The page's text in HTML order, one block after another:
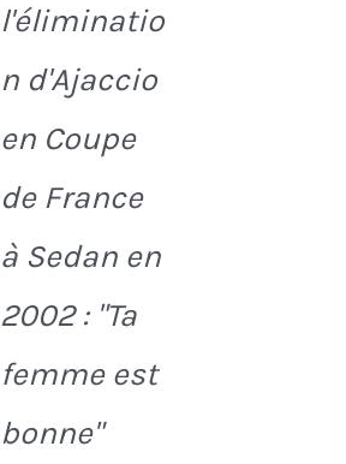
l'éliminatio
n d'Ajaccio
en Coupe
de France
à Sedan en
2002 : "Ta
femme est
bonne"